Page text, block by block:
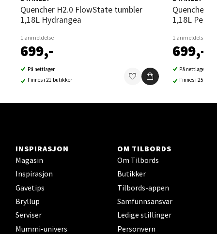
Quencher H2.0 FlowState tumbler
1,18L Hydrangea
1 anmeldelse
699,-
På nettlager
Finnes i 21 butikker
Quencher H2.0 FlowState tumbler
1,18L
1 anmeldelse
699,-
På nettlager
Finnes i 25
INSPIRASJON
Magasin
Inspirasjon
Gavetips
Bryllup
Serviser
Mummi-univers
OM TILBORDS
Om Tilbords
Butikker
Tilbords-appen
Samfunnsansvar
Ledige stillinger
Personvern
Sortland - Sortland Storsenter
Strangata 26, 8400 Sortland
Åpent i dag 10-16
0 i butikk
Steinkjer - Thon Senter Steinkjer
Sjøfartsgata 2, 7714 Steinkjer
Åpent i dag 10-18
0 i butikk